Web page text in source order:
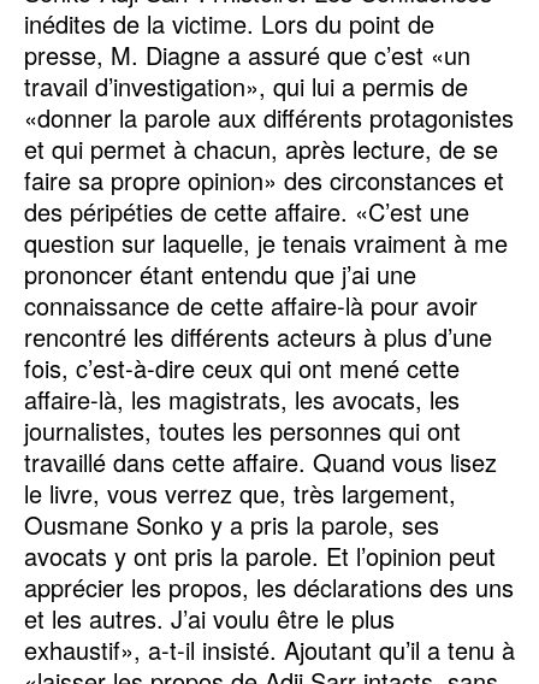
inédites de la victime. Lors du point de
presse, M. Diagne a assuré que c’est «un
travail d’investigation», qui lui a permis de
«donner la parole aux différents protagonistes
et qui permet à chacun, après lecture, de se
faire sa propre opinion» des circonstances et
des péripéties de cette affaire. «C’est une
question sur laquelle, je tenais vraiment à me
prononcer étant entendu que j’ai une
connaissance de cette affaire-là pour avoir
rencontré les différents acteurs à plus d’une
fois, c’est-à-dire ceux qui ont mené cette
affaire-là, les magistrats, les avocats, les
journalistes, toutes les personnes qui ont
travaillé dans cette affaire. Quand vous lisez
le livre, vous verrez que, très largement,
Ousmane Sonko y a pris la parole, ses
avocats y ont pris la parole. Et l’opinion peut
apprécier les propos, les déclarations des uns
et les autres. J’ai voulu être le plus
exhaustif», a-t-il insisté. Ajoutant qu’il a tenu à